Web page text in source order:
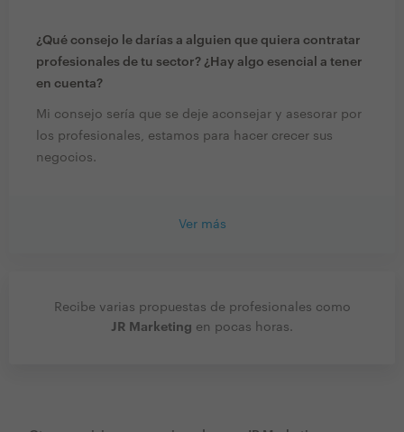
¿Qué consejo le darías a alguien que quiera contratar
profesionales de tu sector? ¿Hay algo esencial a tener
en cuenta?
Mi consejo sería que se deje aconsejar y asesorar por
los profesionales, estamos para hacer crecer sus
negocios.
Ver más
Recibe varias propuestas de profesionales como
JR Marketing en pocas horas.